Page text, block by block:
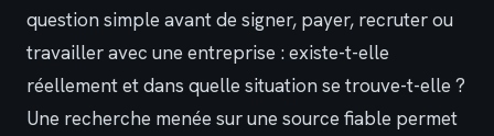
question simple avant de signer, payer, recruter ou
travailler avec une entreprise : existe-t-elle
réellement et dans quelle situation se trouve-t-elle ?
Une recherche menée sur une source fiable permet